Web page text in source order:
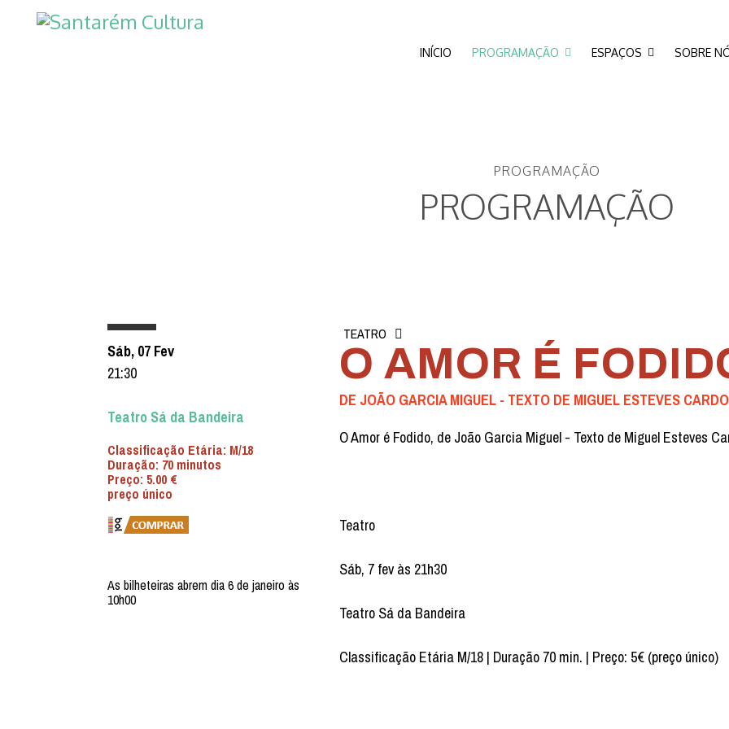
INÍCIO PROGRAMAÇÃO ESPAÇOS SOBRE
PROGRAMAÇÃO
PROGRAMAÇÃO
Sáb, 07 Fev
21:30
Teatro Sá da Bandeira
Classificação Etária: M/18
Duração: 70 minutos
Preço: 5.00 €
preço único
As bilheteiras abrem dia 6 de janeiro às
10h00
TEATRO
O AMOR É
DE JOÃO GARCIA MIGUEL - TEXTO DE MIGUEL ESTEVES
O Amor é Fodido, de João Garcia Miguel - Texto de Miguel Esteves
Teatro
Sáb, 7 fev às 21h30
Teatro Sá da Bandeira
Classificação Etária M/18 | Duração 70 min. | Preço: 5€ (preço único)